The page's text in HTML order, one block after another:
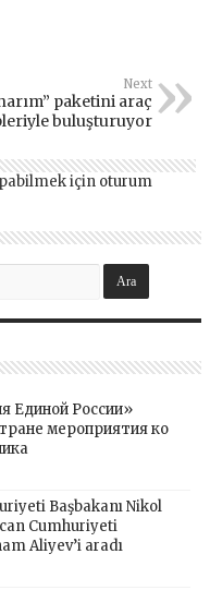
Next
paketini araç
buluşturuyor
için oturum
Единой России»
мероприятия ко
Başbakanı Nikol
Cumhuriyeti
Aliyev’i aradı